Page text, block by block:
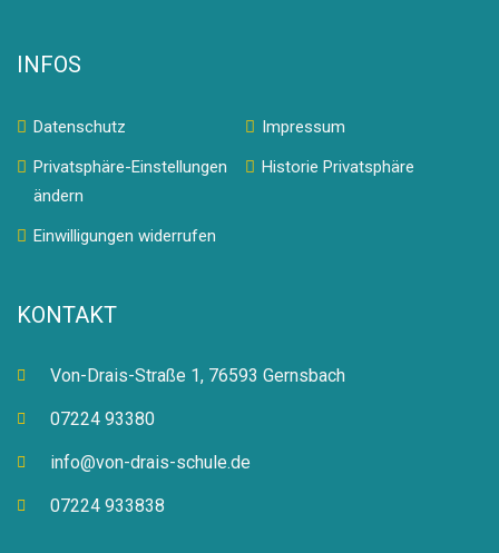
INFOS
Datenschutz
Impressum
Privatsphäre-Einstellungen
ändern
Historie Privatsphäre
Einwilligungen widerrufen
KONTAKT
Von-Drais-Straße 1, 76593 Gernsbach
07224 93380
info@von-drais-schule.de
07224 933838